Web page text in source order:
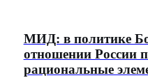
МИД: в политике
отношении России
рациональные